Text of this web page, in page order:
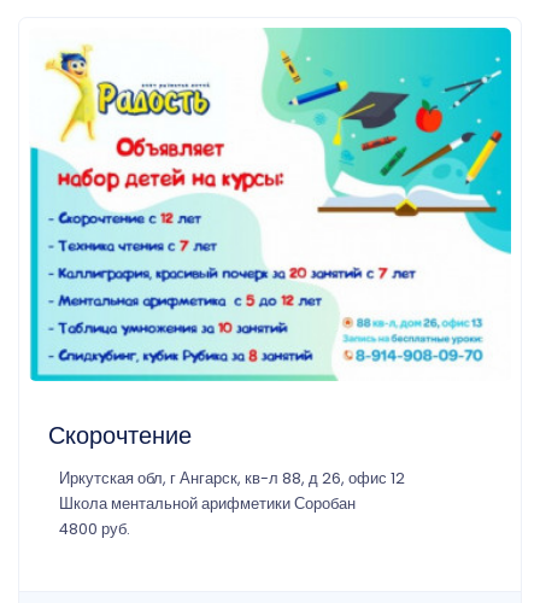
Скорочтение
Иркутская обл, г Ангарск, кв-л 88, д 26, офис 12
Школа ментальной арифметики Соробан
4800 руб.